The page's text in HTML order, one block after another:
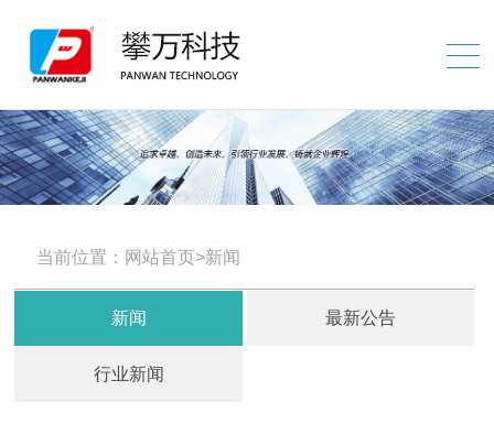
当前位置：网站首页>新闻
新闻 最新公告
行业新闻